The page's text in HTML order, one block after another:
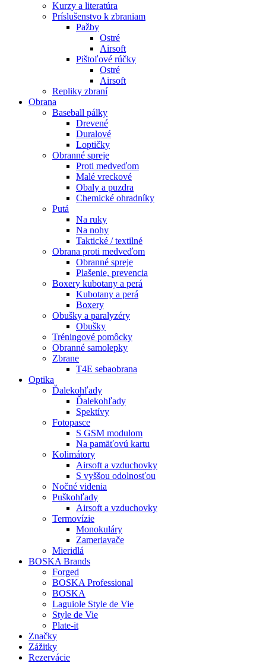
Kurzy a literatúra
Príslušenstvo k zbraniam
Pažby
Ostré
Airsoft
Pištoľové rúčky
Ostré
Airsoft
Repliky zbraní
Obrana
Baseball pálky
Drevené
Duralové
Loptičky
Obranné spreje
Proti medveďom
Malé vreckové
Obaly a puzdra
Chemické ohradníky
Putá
Na ruky
Na nohy
Taktické / textilné
Obrana proti medveďom
Obranné spreje
Plašenie, prevencia
Boxery kubotany a perá
Kubotany a perá
Boxery
Obušky a paralyzéry
Obušky
Tréningové pomôcky
Obranné samolepky
Zbrane
T4E sebaobrana
Optika
Ďalekohľady
Ďalekohľady
Spektívy
Fotopasce
S GSM modulom
Na pamäťovú kartu
Kolimátory
Airsoft a vzduchovky
S vyššou odolnosťou
Nočné videnia
Puškohľady
Airsoft a vzduchovky
Termovízie
Monokuláry
Zameriavače
Mieridlá
BOSKA Brands
Forged
BOSKA Professional
BOSKA
Laguiole Style de Vie
Style de Vie
Plate-it
Značky
Zážitky
Rezervácie